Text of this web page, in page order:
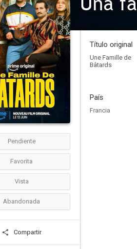
Pendiente
Favorita
Vista
Abandonada
Compartir
Título original
Une Famille de
Bâtards
País
Francia